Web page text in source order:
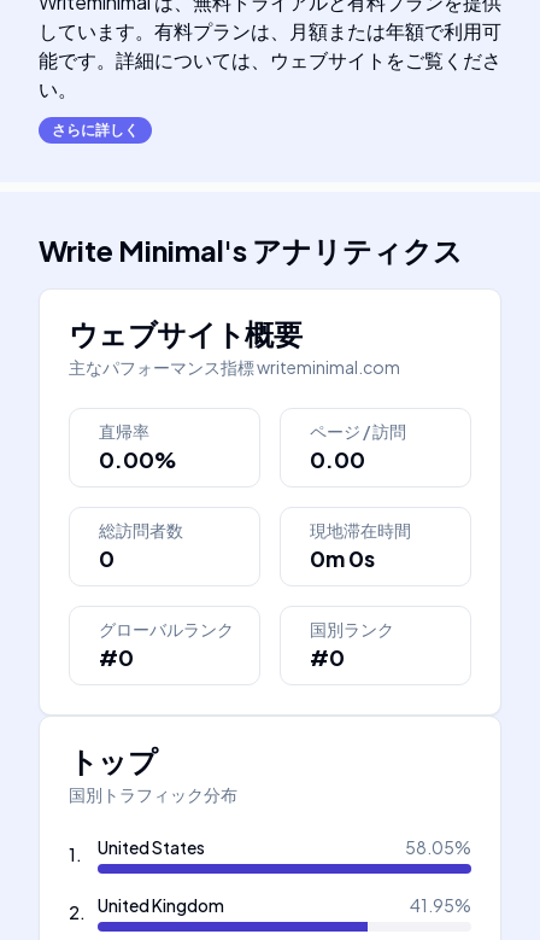
しています。有料プランは、月額または年額で利用可
能です。詳細については、ウェブサイトをご覧くださ
い。
さらに詳しく
Write Minimal's アナリティクス
ウェブサイト概要
主なパフォーマンス指標writeminimal.com
直帰率
0.00%
ページ / 訪問
0.00
総訪問者数
0
現地滞在時間
0m 0s
グローバルランク
#0
国別ランク
#0
トップ
国別トラフィック分布
1. United States 58.05%
2. United Kingdom 41.95%